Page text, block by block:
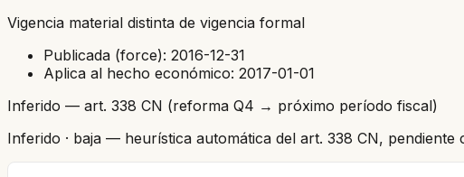
Vigencia material distinta de vigencia formal
Publicada (force): 2016-12-31
Aplica al hecho económico: 2017-01-01
Inferido — art. 338 CN (reforma Q4 → próximo período fiscal)
Inferido · baja — heurística automática del art. 338 CN, pendiente